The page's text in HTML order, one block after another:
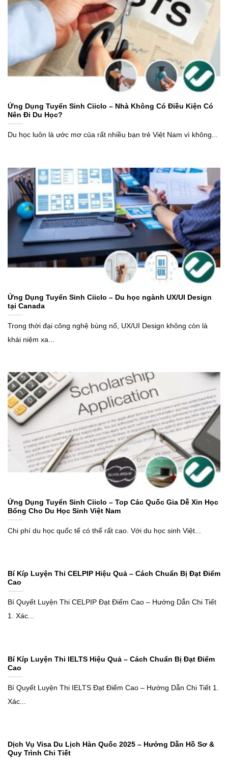
Ứng Dụng Tuyển Sinh Ciiclo – Nhà Không Có Điều Kiện Có
Nên Đi Du Học?
Du học luôn là ước mơ của rất nhiều bạn trẻ Việt Nam vì không...
Ứng Dụng Tuyển Sinh Ciiclo – Du học ngành UX/UI Design
tại Canada
Trong thời đại công nghệ bùng nổ, UX/UI Design không còn là
khái niệm xa...
Ứng Dụng Tuyển Sinh Ciiclo – Top Các Quốc Gia Dễ Xin Học
Bổng Cho Du Học Sinh Việt Nam
Chi phí du học quốc tế có thể rất cao. Với du học sinh Việt...
Bí Kíp Luyện Thi CELPIP Hiệu Quả – Cách Chuẩn Bị Đạt Điểm
Cao
Bí Quyết Luyện Thi CELPIP Đạt Điểm Cao – Hướng Dẫn Chi Tiết
1. Xác...
Bí Kíp Luyện Thi IELTS Hiệu Quả – Cách Chuẩn Bị Đạt Điểm
Cao
Bí Quyết Luyện Thi IELTS Đạt Điểm Cao – Hướng Dẫn Chi Tiết 1.
Xác...
Dịch Vụ Visa Du Lịch Hàn Quốc 2025 – Hướng Dẫn Hồ Sơ &
Quy Trình Chi Tiết